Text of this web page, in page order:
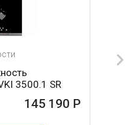
3500.1 SR
145 190 Р